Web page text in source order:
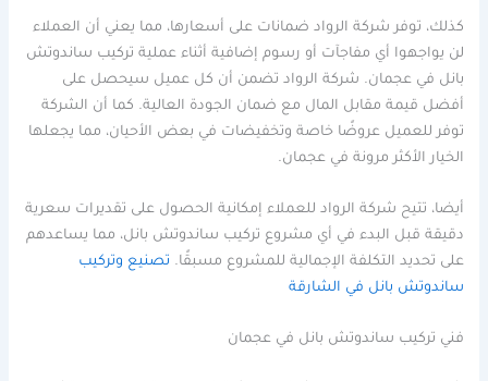
كذلك، توفر شركة الرواد ضمانات على أسعارها، مما يعني أن العملاء
لن يواجهوا أي مفاجآت أو رسوم إضافية أثناء عملية تركيب ساندوتش
بانل في عجمان. شركة الرواد تضمن أن كل عميل سيحصل على
أفضل قيمة مقابل المال مع ضمان الجودة العالية. كما أن الشركة
توفر للعميل عروضًا خاصة وتخفيضات في بعض الأحيان، مما يجعلها
الخيار الأكثر مرونة في عجمان.
أيضا، تتيح شركة الرواد للعملاء إمكانية الحصول على تقديرات سعرية
دقيقة قبل البدء في أي مشروع تركيب ساندوتش بانل، مما يساعدهم
على تحديد التكلفة الإجمالية للمشروع مسبقًا. تصنيع وتركيب
ساندوتش بانل في الشارقة
فني تركيب ساندوتش بانل في عجمان